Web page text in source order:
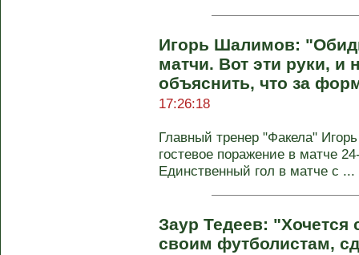
Игорь Шалимов:
матчи. Вот эти руки, и
объяснить, что за
17:26:18
Главный тренер "Факела"
гостевое поражение в матче
Единственный гол в матче с ...
Заур Тедеев: "Хочется
своим футболистам,